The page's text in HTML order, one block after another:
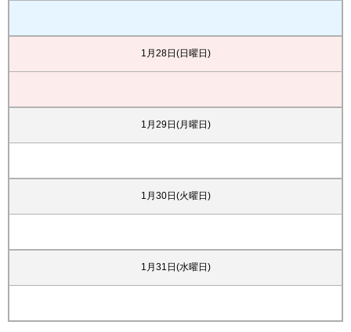
1月28日(日曜日)
1月29日(月曜日)
1月30日(火曜日)
1月31日(水曜日)